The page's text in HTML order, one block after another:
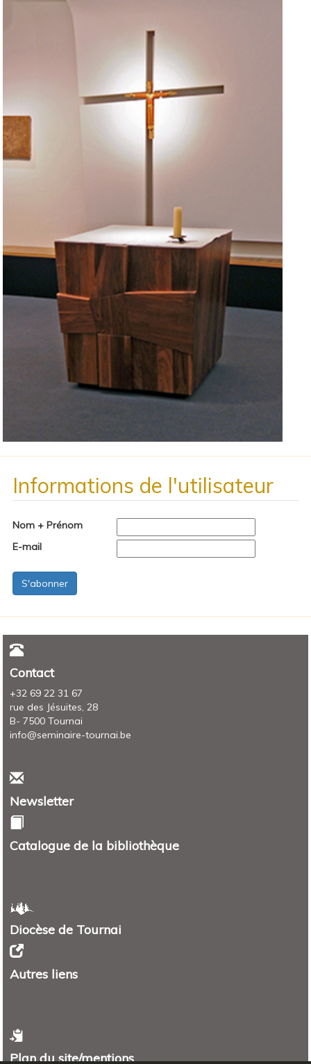
Informations de l'utilisateur
Nom + Prénom
E-mail
Contact
+32 69 22 31 67
rue des Jésuites, 28
B- 7500 Tournai
info@seminaire-tournai.be
Newsletter
Catalogue de la bibliothèque
Diocèse de Tournai
Autres liens
Plan du site/mentions